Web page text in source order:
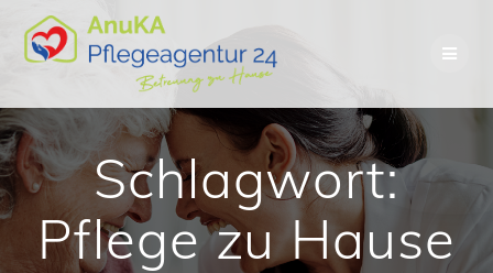
content
Schlagwort:
Pflege zu Hause